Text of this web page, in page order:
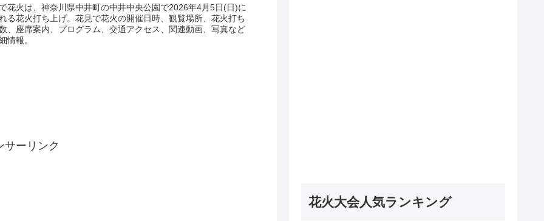
花火は、神奈川県中井町の中井中央公園で2026年4月5日(日)に
る花火打ち上げ。花見で花火の開催日時、観覧場所、花火打ち
数、座席案内、プログラム、交通アクセス、関連動画、写真など
情報。
サーリンク
花火大会人気ランキング